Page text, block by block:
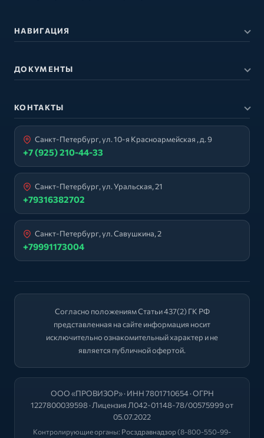
НАВИГАЦИЯ
ДОКУМЕНТЫ
КОНТАКТЫ
Санкт-Петербург, ул. 10-я Красноармейская , д. 9
+7 (925) 210-44-33
Санкт-Петербург, ул. Уральская, 21
+79316382702
Санкт-Петербург, ул. Савушкина, 2
+79991173004
Согласно положениям Статьи 437(2) ГК РФ
представленная на сайте информация носит
исключительно ознакомительный характер и не
является публичной офертой.
ООО «ПРОВИЗОР» · ИНН 7801710654 · ОГРН
1227800039598 · Лицензия Л042-01148-78/00575999 от
05.07.2022
Контролирующие органы: Росздравнадзор(8-800-550-99-